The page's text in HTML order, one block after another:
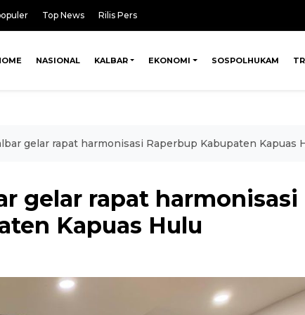
Top News Rilis Pers
NASIONAL KALBAR EKONOMI SOSPOLHUKAM
gelar rapat harmonisasi Raperbup Kabupaten Kapuas
gelar rapat harmonisasi
Kapuas Hulu